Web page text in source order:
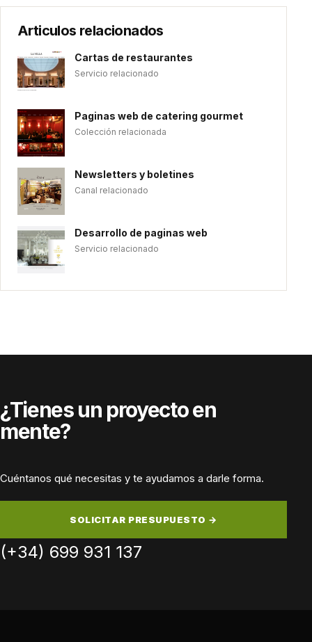
Articulos relacionados
Cartas de restaurantes
Servicio relacionado
Paginas web de catering gourmet
Colección relacionada
Newsletters y boletines
Canal relacionado
Desarrollo de paginas web
Servicio relacionado
¿Tienes un proyecto en
mente?
Cuéntanos qué necesitas y te ayudamos a darle forma.
SOLICITAR PRESUPUESTO →
(+34) 699 931 137